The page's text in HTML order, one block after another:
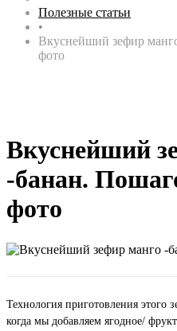
Полезные статьи
•
Вкуснейший зефир
фото
Вкуснейший
-банан.
фото
Технология приготовления этого
когда мы добавляем ягодное/